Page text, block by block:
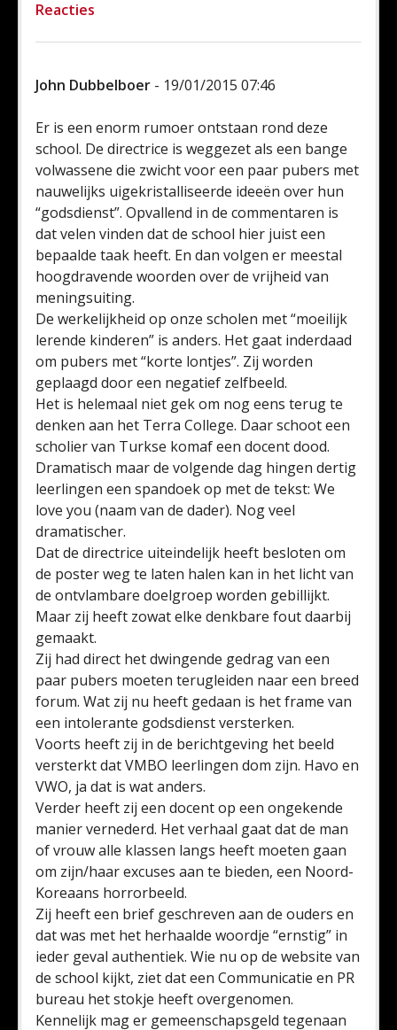
Reacties
John Dubbelboer - 19/01/2015 07:46
Er is een enorm rumoer ontstaan rond deze
school. De directrice is weggezet als een bange
volwassene die zwicht voor een paar pubers met
nauwelijks uigekristalliseerde ideeën over hun
“godsdienst”. Opvallend in de commentaren is
dat velen vinden dat de school hier juist een
bepaalde taak heeft. En dan volgen er meestal
hoogdravende woorden over de vrijheid van
meningsuiting.
De werkelijkheid op onze scholen met “moeilijk
lerende kinderen” is anders. Het gaat inderdaad
om pubers met “korte lontjes”. Zij worden
geplaagd door een negatief zelfbeeld.
Het is helemaal niet gek om nog eens terug te
denken aan het Terra College. Daar schoot een
scholier van Turkse komaf een docent dood.
Dramatisch maar de volgende dag hingen dertig
leerlingen een spandoek op met de tekst: We
love you (naam van de dader). Nog veel
dramatischer.
Dat de directrice uiteindelijk heeft besloten om
de poster weg te laten halen kan in het licht van
de ontvlambare doelgroep worden gebillijkt.
Maar zij heeft zowat elke denkbare fout daarbij
gemaakt.
Zij had direct het dwingende gedrag van een
paar pubers moeten terugleiden naar een breed
forum. Wat zij nu heeft gedaan is het frame van
een intolerante godsdienst versterken.
Voorts heeft zij in de berichtgeving het beeld
versterkt dat VMBO leerlingen dom zijn. Havo en
VWO, ja dat is wat anders.
Verder heeft zij een docent op een ongekende
manier vernederd. Het verhaal gaat dat de man
of vrouw alle klassen langs heeft moeten gaan
om zijn/haar excuses aan te bieden, een Noord-
Koreaans horrorbeeld.
Zij heeft een brief geschreven aan de ouders en
dat was met het herhaalde woordje “ernstig” in
ieder geval authentiek. Wie nu op de website van
de school kijkt, ziet dat een Communicatie en PR
bureau het stokje heeft overgenomen.
Kennelijk mag er gemeenschapsgeld tegenaan